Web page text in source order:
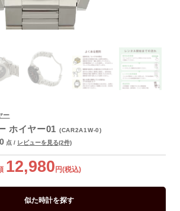
ー
ホイヤー01 (CAR2A1W-0)
点 / レビューを見る(2件)
12,980 円(税込)
似た時計を探す